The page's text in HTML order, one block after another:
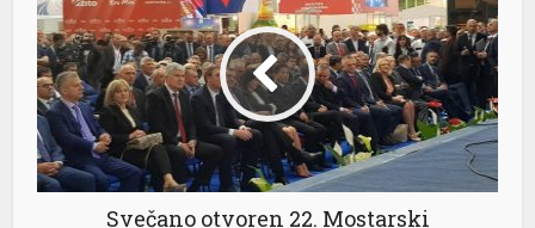
Svečano otvoren 22. Mostarski